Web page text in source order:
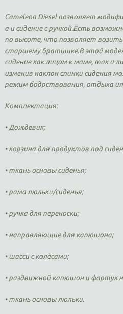
Cameleon Diesel позволяет
а и сидение с ручкой.Есть
по высоте, что позволяет
старшему братишке.В этой
сидение как лицом к маме, так и
изменив наклон спинки сидения
режим бодрствования, отдыха
Комплектация:
• Дождевик;
• корзина для продуктов под
• ткань основы сиденья;
• рама люльки/сиденья;
• ручка для переноски;
• направляющие для капюшона;
• шасси с колёсами;
• раздвижной капюшон и фартук
• ткань основы люльки.